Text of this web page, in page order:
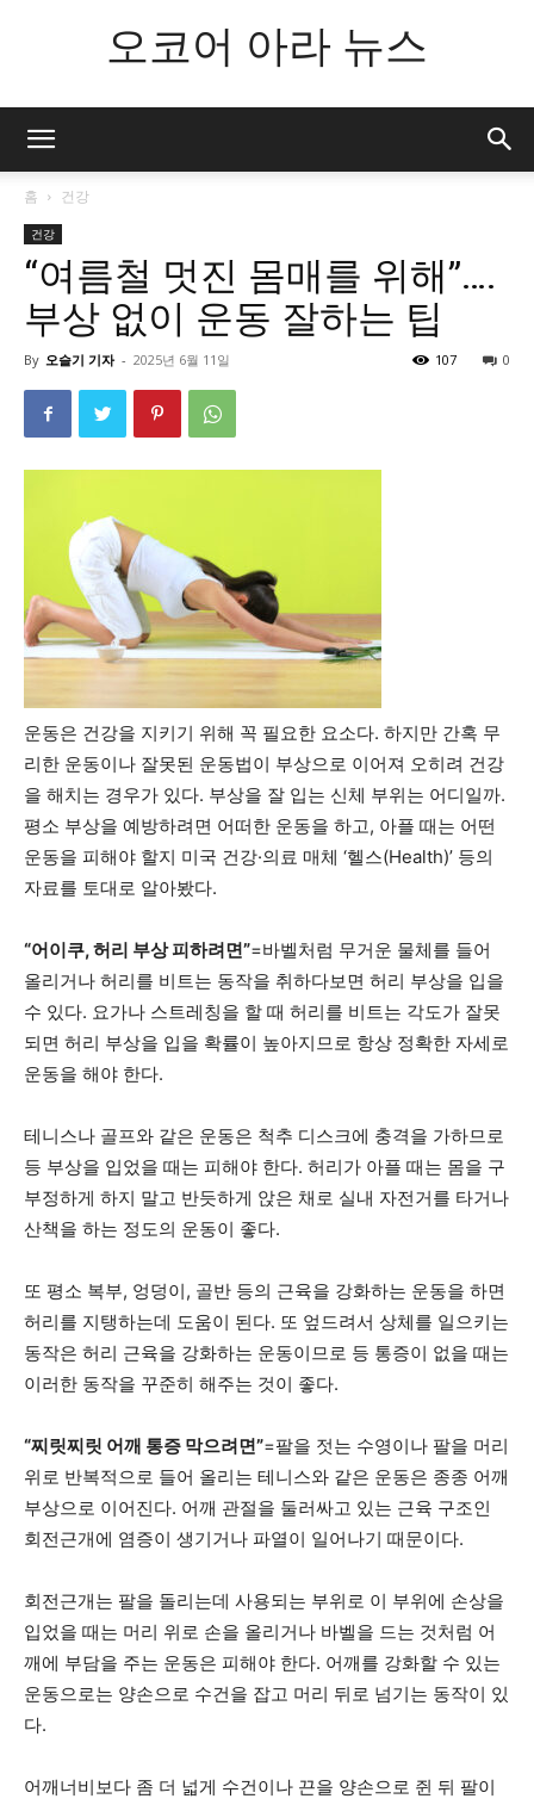
오코어 아라 뉴스
홈 건강
건강
“여름철 멋진 몸매를 위해”….
부상 없이 운동 잘하는 팁
By 오슬기 기자 - 2025년 6월 11일 0
107
운동은 건강을 지키기 위해 꼭 필요한 요소다. 하지만 간혹 무
리한 운동이나 잘못된 운동법이 부상으로 이어져 오히려 건강
을 해치는 경우가 있다. 부상을 잘 입는 신체 부위는 어디일까.
평소 부상을 예방하려면 어떠한 운동을 하고, 아플 때는 어떤
운동을 피해야 할지 미국 건강·의료 매체 ‘헬스(Health)’ 등의
자료를 토대로 알아봤다.
“어이쿠, 허리 부상 피하려면”=바벨처럼 무거운 물체를 들어
올리거나 허리를 비트는 동작을 취하다보면 허리 부상을 입을
수 있다. 요가나 스트레칭을 할 때 허리를 비트는 각도가 잘못
되면 허리 부상을 입을 확률이 높아지므로 항상 정확한 자세로
운동을 해야 한다.
테니스나 골프와 같은 운동은 척추 디스크에 충격을 가하므로
등 부상을 입었을 때는 피해야 한다. 허리가 아플 때는 몸을 구
부정하게 하지 말고 반듯하게 앉은 채로 실내 자전거를 타거나
산책을 하는 정도의 운동이 좋다.
또 평소 복부, 엉덩이, 골반 등의 근육을 강화하는 운동을 하면
허리를 지탱하는데 도움이 된다. 또 엎드려서 상체를 일으키는
동작은 허리 근육을 강화하는 운동이므로 등 통증이 없을 때는
이러한 동작을 꾸준히 해주는 것이 좋다.
“찌릿찌릿 어깨 통증 막으려면”=팔을 젓는 수영이나 팔을 머리
위로 반복적으로 들어 올리는 테니스와 같은 운동은 종종 어깨
부상으로 이어진다. 어깨 관절을 둘러싸고 있는 근육 구조인
회전근개에 염증이 생기거나 파열이 일어나기 때문이다.
회전근개는 팔을 돌리는데 사용되는 부위로 이 부위에 손상을
입었을 때는 머리 위로 손을 올리거나 바벨을 드는 것처럼 어
깨에 부담을 주는 운동은 피해야 한다. 어깨를 강화할 수 있는
운동으로는 양손으로 수건을 잡고 머리 뒤로 넘기는 동작이 있
다.
어깨너비보다 좀 더 넓게 수건이나 끈을 양손으로 쥔 뒤 팔이